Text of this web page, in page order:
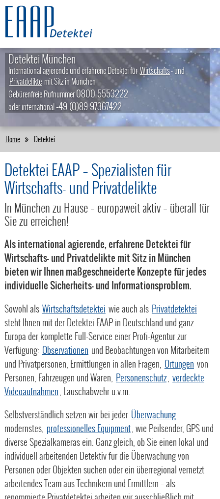
Detektei München
International agierende und erfahrene Detektei für Wirtschafts- und
Privatdelikte mit Sitz in München
Gebürenfreie Rufnummer0800 5553222
oder international+49 (0)89 97367422
Home Detektei
Detektei EAAP – Spezialisten für
Wirtschafts- und Privatdelikte
In München zu Hause – europaweit aktiv – überall für
Sie zu erreichen!
Als international agierende, erfahrene Detektei für
Wirtschafts- und Privatdelikte mit Sitz in München
bieten wir Ihnen maßgeschneiderte Konzepte für jedes
individuelle Sicherheits- und Informationsproblem.
Sowohl als Wirtschaftsdetektei wie auch als Privatdetektei
steht Ihnen mit der Detektei EAAP in Deutschland und ganz
Europa der komplette Full-Service einer Profi-Agentur zur
Verfügung: Observationen und Beobachtungen von Mitarbeitern
und Privatpersonen, Ermittlungen in allen Fragen, Ortungen von
Personen, Fahrzeugen und Waren, Personenschutz, verdeckte
Videoaufnahmen, Lauschabwehr u.v.m.
Selbstverständlich setzen wir bei jeder Überwachung
modernstes, professionelles Equipment, wie Peilsender, GPS und
diverse Spezialkameras ein. Ganz gleich, ob Sie einen lokal und
individuell arbeitenden Detektiv für die Überwachung von
Personen oder Objekten suchen oder ein überregional vernetzt
arbeitendes Team aus Technikern und Ermittlern – als